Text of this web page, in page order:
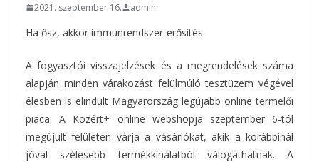
2021. szeptember 16. admin
Ha ősz, akkor immunrendszer-erősítés
A fogyasztói visszajelzések és a megrendelések száma
alapján minden várakozást felülmúló tesztüzem végével
élesben is elindult Magyarország legújabb online termelői
piaca. A Közért+ online webshopja szeptember 6-tól
megújult felületen várja a vásárlókat, akik a korábbinál
jóval szélesebb termékkínálatból válogathatnak. A